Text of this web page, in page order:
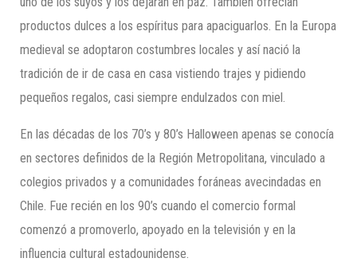
productos dulces a los espíritus para apaciguarlos. En la Europa
medieval se adoptaron costumbres locales y así nació la
tradición de ir de casa en casa vistiendo trajes y pidiendo
pequeños regalos, casi siempre endulzados con miel.
En las décadas de los 70’s y 80’s Halloween apenas se conocía
en sectores definidos de la Región Metropolitana, vinculado a
colegios privados y a comunidades foráneas avecindadas en
Chile. Fue recién en los 90’s cuando el comercio formal
comenzó a promoverlo, apoyado en la televisión y en la
influencia cultural estadounidense.